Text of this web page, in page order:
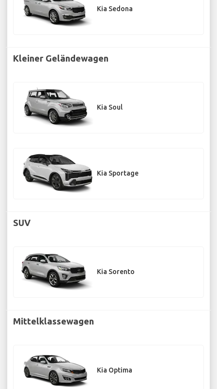
Kia Sedona
Kleiner Geländewagen
Kia Soul
Kia Sportage
SUV
Kia Sorento
Mittelklassewagen
Kia Optima